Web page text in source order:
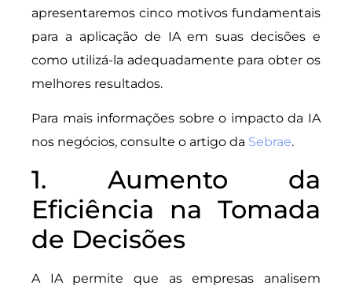
apresentaremos cinco motivos fundamentais
para a aplicação de IA em suas decisões e
como utilizá-la adequadamente para obter os
melhores resultados.
Para mais informações sobre o impacto da IA
nos negócios, consulte o artigo da Sebrae.
1. Aumento da
Eficiência na Tomada
de Decisões
A IA permite que as empresas analisem